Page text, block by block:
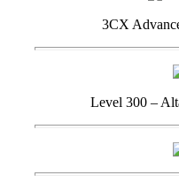
3CX
Level 300 –